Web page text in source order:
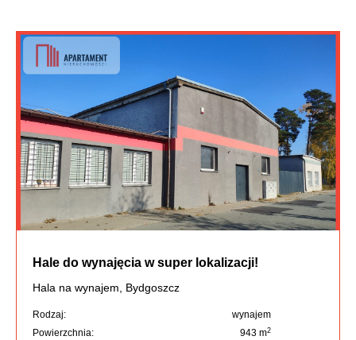
Hale do wynajęcia w super lokalizacji!
Hala na wynajem, Bydgoszcz
Rodzaj:
wynajem
Powierzchnia:
943 m2